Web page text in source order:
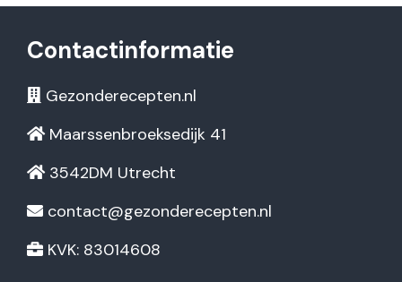
Contactinformatie
Gezonderecepten.nl
Maarssenbroeksedijk 41
3542DM Utrecht
contact@gezonderecepten.nl
KVK: 83014608